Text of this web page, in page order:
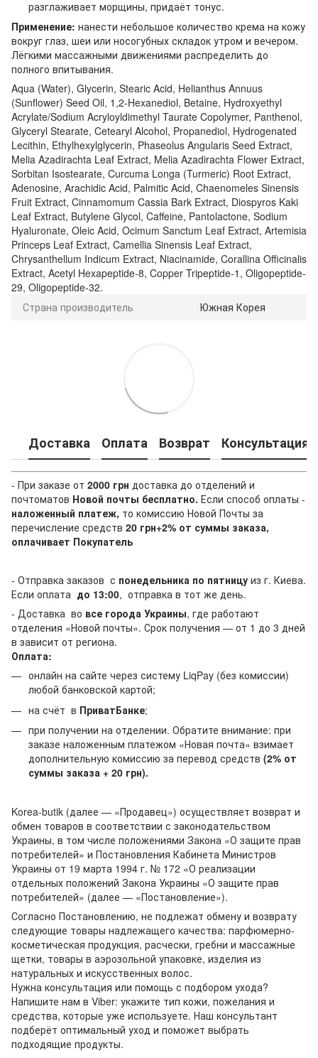
разглаживает морщины, придаёт тонус.
Применение: нанести небольшое количество крема на кожу
вокруг глаз, шеи или носогубных складок утром и вечером.
Лёгкими массажными движениями распределить до
полного впитывания.
Aqua (Water), Glycerin, Stearic Acid, Helianthus Annuus
(Sunflower) Seed Oil, 1,2-Hexanediol, Betaine, Hydroxyethyl
Acrylate/Sodium Acryloyldimethyl Taurate Copolymer, Panthenol,
Glyceryl Stearate, Cetearyl Alcohol, Propanediol, Hydrogenated
Lecithin, Ethylhexylglycerin, Phaseolus Angularis Seed Extract,
Melia Azadirachta Leaf Extract, Melia Azadirachta Flower Extract,
Sorbitan Isostearate, Curcuma Longa (Turmeric) Root Extract,
Adenosine, Arachidic Acid, Palmitic Acid, Chaenomeles Sinensis
Fruit Extract, Cinnamomum Cassia Bark Extract, Diospyros Kaki
Leaf Extract, Butylene Glycol, Caffeine, Pantolactone, Sodium
Hyaluronate, Oleic Acid, Ocimum Sanctum Leaf Extract, Artemisia
Princeps Leaf Extract, Camellia Sinensis Leaf Extract,
Chrysanthellum Indicum Extract, Niacinamide, Corallina Officinalis
Extract, Acetyl Hexapeptide-8, Copper Tripeptide-1, Oligopeptide-
29, Oligopeptide-32.
Страна производитель
Южная Корея
Доставка Оплата Возврат Консультация
- При заказе от 2000 грн доставка до отделений и
почтоматов Новой почты бесплатно. Если способ оплаты -
наложенный платеж, то комиссию Новой Почты за
перечисление средств 20 грн+2% от суммы заказа,
оплачивает Покупатель
- Отправка заказов с понедельника по пятницу из г. Киева.
Если оплата до 13:00, отправка в тот же день.
- Доставка во все города Украины, где работают
отделения «Новой почты». Срок получения — от 1 до 3 дней
в зависит от региона.
Оплата:
онлайн на сайте через систему LiqPay (без комиссии)
любой банковской картой;
на счёт в ПриватБанке;
при получении на отделении. Обратите внимание: при
заказе наложенным платежом «Новая почта» взимает
дополнительную комиссию за перевод средств (2% от
суммы заказа + 20 грн).
Korea-butik (далее — «Продавец») осуществляет возврат и
обмен товаров в соответствии с законодательством
Украины, в том числе положениями Закона «О защите прав
потребителей» и Постановления Кабинета Министров
Украины от 19 марта 1994 г. № 172 «О реализации
отдельных положений Закона Украины «О защите прав
потребителей» (далее — «Постановление»).
Согласно Постановлению, не подлежат обмену и возврату
следующие товары надлежащего качества: парфюмерно-
косметическая продукция, расчески, гребни и массажные
щетки, товары в аэрозольной упаковке, изделия из
натуральных и искусственных волос.
Нужна консультация или помощь с подбором ухода?
Напишите нам в Viber: укажите тип кожи, пожелания и
средства, которые уже используете. Наш консультант
подберёт оптимальный уход и поможет выбрать
подходящие продукты.